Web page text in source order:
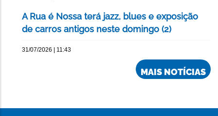
A Rua é Nossa terá jazz, blues e exposição
de carros antigos neste domingo (2)
31/07/2026 | 11:43
MAIS NOTÍCIAS